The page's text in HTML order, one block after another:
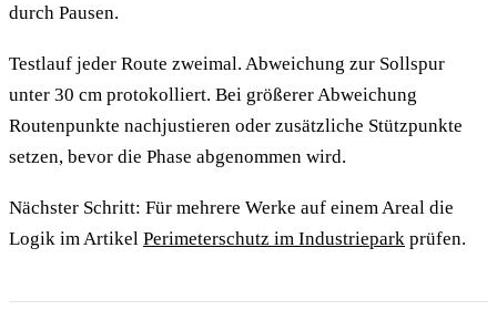
durch Pausen.
Testlauf jeder Route zweimal. Abweichung zur Sollspur
unter 30 cm protokolliert. Bei größerer Abweichung
Routenpunkte nachjustieren oder zusätzliche Stützpunkte
setzen, bevor die Phase abgenommen wird.
Nächster Schritt: Für mehrere Werke auf einem Areal die
Logik im Artikel Perimeterschutz im Industriepark prüfen.